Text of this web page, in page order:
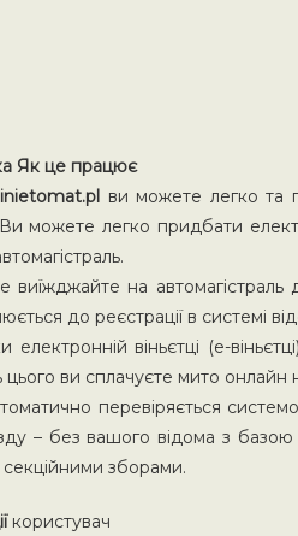
Як це працює
ви можете легко та
Ви можете легко придбати
виїжджайте на
до реєстрації в системі
електронній віньєтці (е-
цього ви сплачуєте мито
перевіряється
– без вашого відома з базою
зборами.
користувач